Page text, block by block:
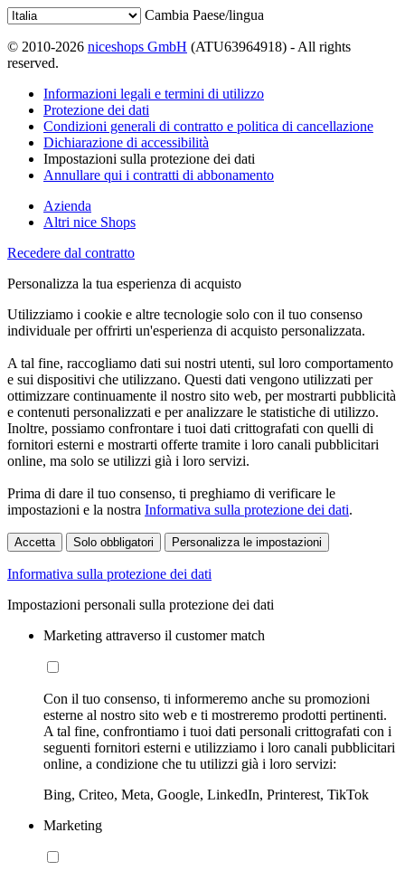
Cambia Paese/lingua
© 2010-2026 niceshops GmbH (ATU63964918) - All rights
reserved.
Informazioni legali e termini di utilizzo
Protezione dei dati
Condizioni generali di contratto e politica di cancellazione
Dichiarazione di accessibilità
Impostazioni sulla protezione dei dati
Annullare qui i contratti di abbonamento
Azienda
Altri nice Shops
Recedere dal contratto
Personalizza la tua esperienza di acquisto
Utilizziamo i cookie e altre tecnologie solo con il tuo consenso
individuale per offrirti un'esperienza di acquisto personalizzata.
A tal fine, raccogliamo dati sui nostri utenti, sul loro comportamento
e sui dispositivi che utilizzano. Questi dati vengono utilizzati per
ottimizzare continuamente il nostro sito web, per mostrarti pubblicità
e contenuti personalizzati e per analizzare le statistiche di utilizzo.
Inoltre, possiamo confrontare i tuoi dati crittografati con quelli di
fornitori esterni e mostrarti offerte tramite i loro canali pubblicitari
online, ma solo se utilizzi già i loro servizi.
Prima di dare il tuo consenso, ti preghiamo di verificare le
impostazioni e la nostra Informativa sulla protezione dei dati.
Accetta Solo obbligatori Personalizza le impostazioni
Informativa sulla protezione dei dati
Impostazioni personali sulla protezione dei dati
Marketing attraverso il customer match
Con il tuo consenso, ti informeremo anche su promozioni
esterne al nostro sito web e ti mostreremo prodotti pertinenti.
A tal fine, confrontiamo i tuoi dati personali crittografati con i
seguenti fornitori esterni e utilizziamo i loro canali pubblicitari
online, a condizione che tu utilizzi già i loro servizi:
Bing, Criteo, Meta, Google, LinkedIn, Printerest, TikTok
Marketing